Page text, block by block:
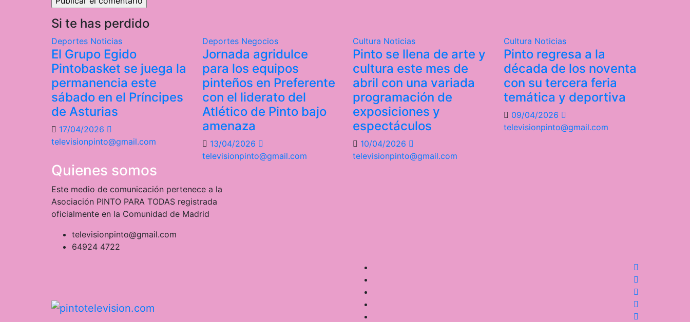
Si te has perdido
Deportes Noticias
El Grupo Egido
Pintobasket se juega la
permanencia este
sábado en el Príncipes
de Asturias
17/04/2026
televisionpinto@gmail.com
Deportes Negocios
Jornada agridulce
para los equipos
pinteños en Preferente
con el liderato del
Atlético de Pinto bajo
amenaza
13/04/2026
televisionpinto@gmail.com
Cultura Noticias
Pinto se llena de arte y
cultura este mes de
abril con una variada
programación de
exposiciones y
espectáculos
10/04/2026
televisionpinto@gmail.com
Cultura Noticias
Pinto regresa a la
década de los noventa
con su tercera feria
temática y deportiva
09/04/2026
televisionpinto@gmail.com
Quienes somos
Este medio de comunicación pertenece a la
Asociación PINTO PARA TODAS registrada
oficialmente en la Comunidad de Madrid
televisionpinto@gmail.com
64924 4722